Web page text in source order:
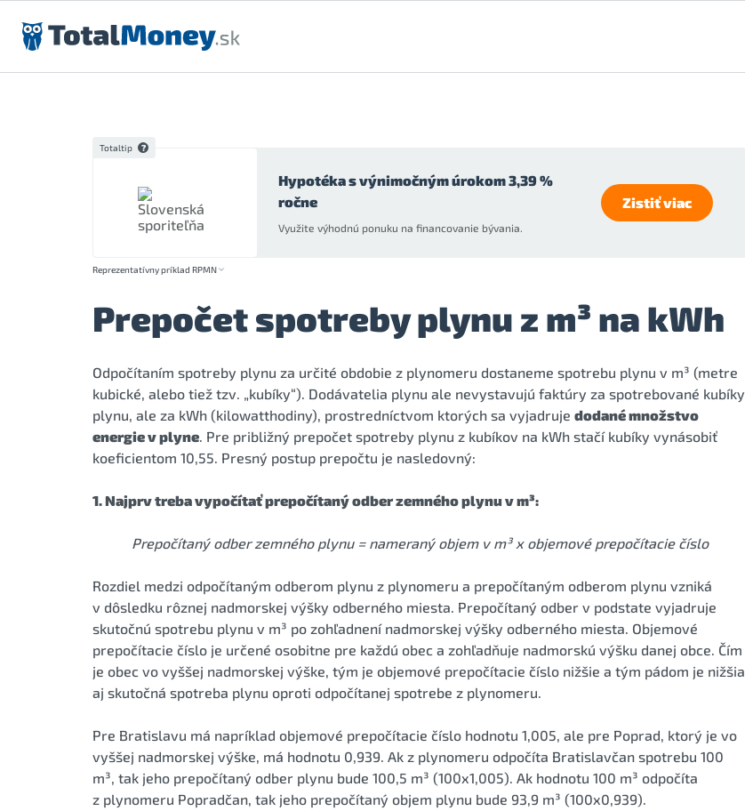
Preskočiť na obsah
Totaltip
Hypotéka s výnimočným úrokom 3,39 %
ročne
Využite výhodnú ponuku na financovanie bývania.
Zistiť viac
Reprezentatívny príklad RPMN
Prepočet spotreby plynu z m³ na kWh
Odpočítaním spotreby plynu za určité obdobie z plynomeru dostaneme spotrebu plynu v m³ (metre
kubické, alebo tiež tzv. „kubíky“). Dodávatelia plynu ale nevystavujú faktúry za spotrebované kubíky
plynu, ale za kWh (kilowatthodiny), prostredníctvom ktorých sa vyjadruje dodané množstvo
energie v plyne. Pre približný prepočet spotreby plynu z kubíkov na kWh stačí kubíky vynásobiť
koeficientom 10,55. Presný postup prepočtu je nasledovný:
1. Najprv treba vypočítať prepočítaný odber zemného plynu v m³:
Prepočítaný odber zemného plynu = nameraný objem v m³ x objemové prepočítacie číslo
Rozdiel medzi odpočítaným odberom plynu z plynomeru a prepočítaným odberom plynu vzniká
v dôsledku rôznej nadmorskej výšky odberného miesta. Prepočítaný odber v podstate vyjadruje
skutočnú spotrebu plynu v m³ po zohľadnení nadmorskej výšky odberného miesta. Objemové
prepočítacie číslo je určené osobitne pre každú obec a zohľadňuje nadmorskú výšku danej obce. Čím
je obec vo vyššej nadmorskej výške, tým je objemové prepočítacie číslo nižšie a tým pádom je nižšia
aj skutočná spotreba plynu oproti odpočítanej spotrebe z plynomeru.
Pre Bratislavu má napríklad objemové prepočítacie číslo hodnotu 1,005, ale pre Poprad, ktorý je vo
vyššej nadmorskej výške, má hodnotu 0,939. Ak z plynomeru odpočíta Bratislavčan spotrebu 100
m³, tak jeho prepočítaný odber plynu bude 100,5 m³ (100x1,005). Ak hodnotu 100 m³ odpočíta
z plynomeru Popradčan, tak jeho prepočítaný objem plynu bude 93,9 m³ (100x0,939).